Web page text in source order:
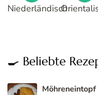
Niederländisch
🍳 Beliebte